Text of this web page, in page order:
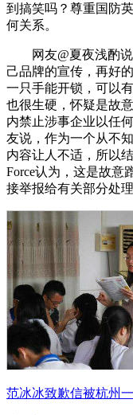
到搞笑吗？尊重国防
何关系。
网友@夏夜浅酌说
己品牌的宣传，再好
一只手能开锁，可以
也很生硬，怀疑是故
内禁止涉事企业以任
友说，作为一个从不
内容让人不适，所以
Force认为，这是故意
接举报给有关部分处
范冰冰致歉信被杭州